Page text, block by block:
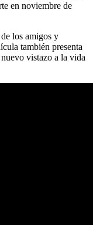
en noviembre de
los amigos y
también presenta
vistazo a la vida